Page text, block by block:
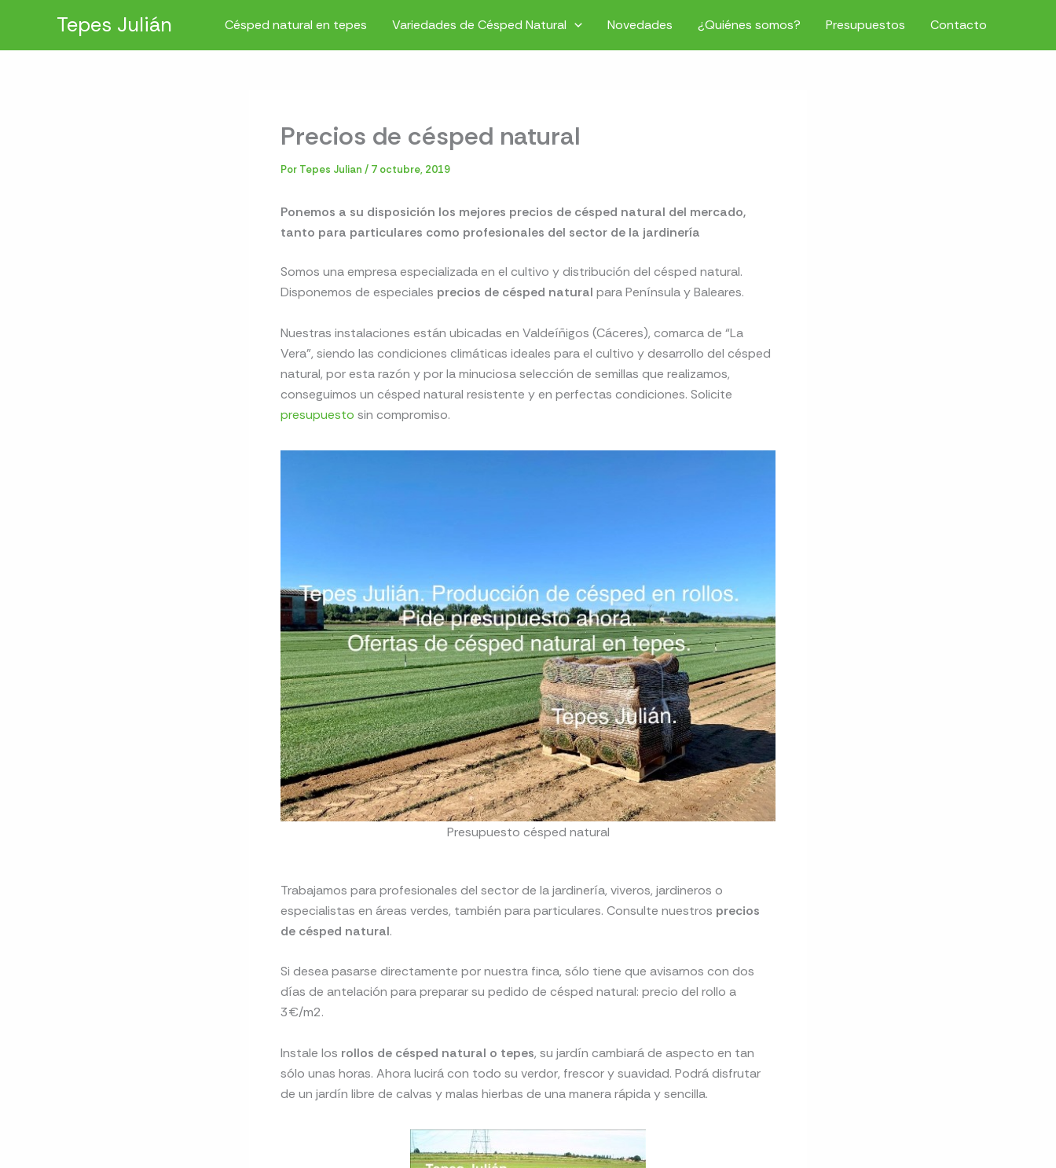
contenido
Tepes Julián Césped natural en tepes Variedades de Césped Natural Novedades ¿Quiénes somos? Presupuestos Contacto
Precios de césped natural
Por Tepes Julian / 7 octubre, 2019
Ponemos a su disposición los mejores precios de césped natural del mercado,
tanto para particulares como profesionales del sector de la jardinería
Somos una empresa especializada en el cultivo y distribución del césped natural.
Disponemos de especiales precios de césped natural para Península y Baleares.
Nuestras instalaciones están ubicadas en Valdeíñigos (Cáceres), comarca de “La
Vera”, siendo las condiciones climáticas ideales para el cultivo y desarrollo del césped
natural, por esta razón y por la minuciosa selección de semillas que realizamos,
conseguimos un césped natural resistente y en perfectas condiciones. Solicite
presupuesto sin compromiso.
Presupuesto césped natural
Trabajamos para profesionales del sector de la jardinería, viveros, jardineros o
especialistas en áreas verdes, también para particulares. Consulte nuestros precios
de césped natural.
Si desea pasarse directamente por nuestra finca, sólo tiene que avisarnos con dos
días de antelación para preparar su pedido de césped natural: precio del rollo a
3€/m2.
Instale los rollos de césped natural o tepes, su jardín cambiará de aspecto en tan
sólo unas horas. Ahora lucirá con todo su verdor, frescor y suavidad. Podrá disfrutar
de un jardín libre de calvas y malas hierbas de una manera rápida y sencilla.